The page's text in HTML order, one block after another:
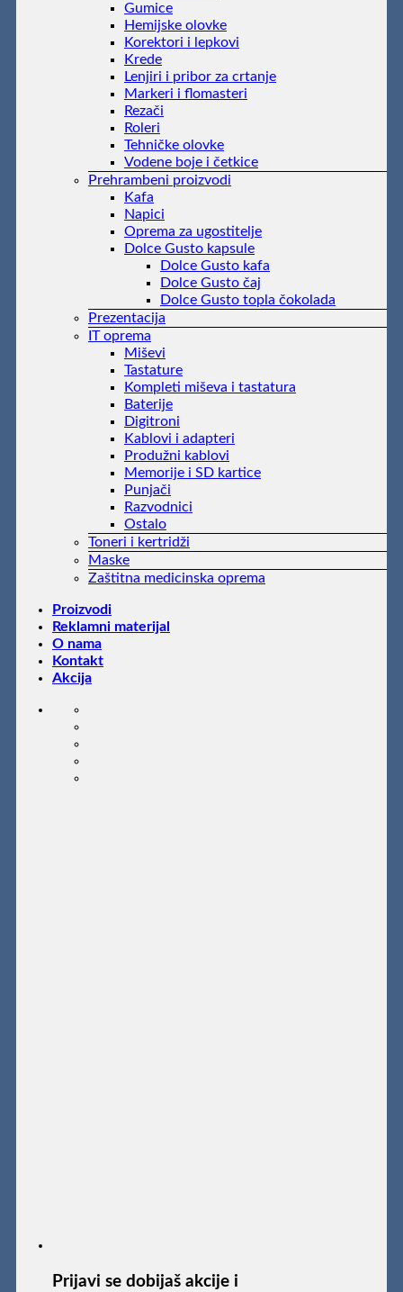
Gumice
Hemijske olovke
Korektori i lepkovi
Krede
Lenjiri i pribor za crtanje
Markeri i flomasteri
Rezači
Roleri
Tehničke olovke
Vodene boje i četkice
Prehrambeni proizvodi
Kafa
Napici
Oprema za ugostitelje
Dolce Gusto kapsule
Dolce Gusto kafa
Dolce Gusto čaj
Dolce Gusto topla čokolada
Prezentacija
IT oprema
Miševi
Tastature
Kompleti miševa i tastatura
Baterije
Digitroni
Kablovi i adapteri
Produžni kablovi
Memorije i SD kartice
Punjači
Razvodnici
Ostalo
Toneri i kertridži
Maske
Zaštitna medicinska oprema
Proizvodi
Reklamni materijal
O nama
Kontakt
Akcija
Prijavi se dobijaš akcije i